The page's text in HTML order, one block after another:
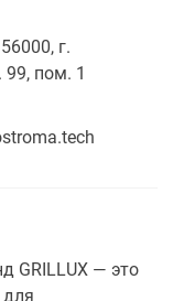
г.
99, пом. 1
GRILLUX — это
для